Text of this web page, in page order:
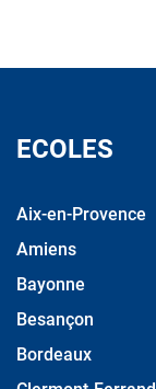
ECOLES
Aix-en-Provence
Amiens
Bayonne
Besançon
Bordeaux